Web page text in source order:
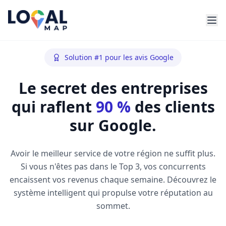
Solution #1 pour les avis Google
Le secret des entreprises
qui raflent 90 % des clients
sur Google.
Avoir le meilleur service de votre région ne suffit plus.
Si vous n'êtes pas dans le Top 3, vos concurrents
encaissent vos revenus chaque semaine. Découvrez le
système intelligent qui propulse votre réputation au
sommet.